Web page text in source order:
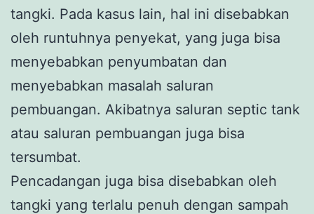
tangki. Pada kasus lain, hal ini disebabkan
oleh runtuhnya penyekat, yang juga bisa
menyebabkan penyumbatan dan
menyebabkan masalah saluran
pembuangan. Akibatnya saluran septic tank
atau saluran pembuangan juga bisa
tersumbat.
Pencadangan juga bisa disebabkan oleh
tangki yang terlalu penuh dengan sampah